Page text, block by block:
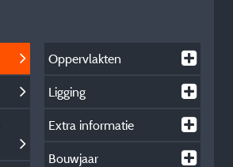
Oppervlakten
Ligging
Extra informatie
Bouwjaar